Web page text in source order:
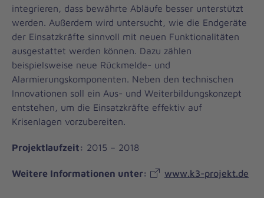
integrieren, dass bewährte Abläufe besser unterstützt
werden. Außerdem wird untersucht, wie die Endgeräte
der Einsatzkräfte sinnvoll mit neuen Funktionalitäten
ausgestattet werden können. Dazu zählen
beispielsweise neue Rückmelde- und
Alarmierungskomponenten. Neben den technischen
Innovationen soll ein Aus- und Weiterbildungskonzept
entstehen, um die Einsatzkräfte effektiv auf
Krisenlagen vorzubereiten.
Projektlaufzeit: 2015 – 2018
Weitere Informationen unter: www.k3-projekt.de